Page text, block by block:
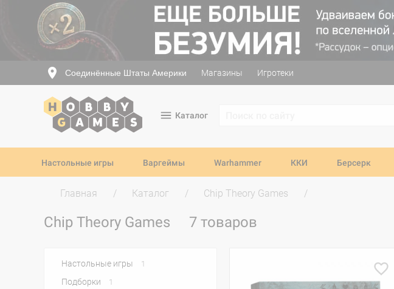
Соединённые Штаты Америки Магазины Игротеки
Каталог
Настольные игры Варгеймы Warhammer ККИ Берсерк
Главная Каталог Chip Theory Games
Chip Theory Games 7 товаров
Настольные игры 1
Подборки 1